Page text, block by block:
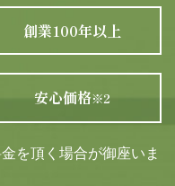
創業100年以上
安心価格※2
を頂く場合が御座いま